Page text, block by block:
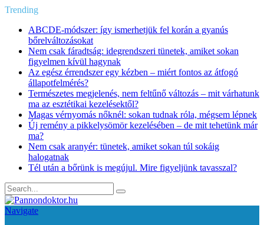
Trending
ABCDE‑módszer: így ismerhetjük fel korán a gyanús
bőrelváltozásokat
Nem csak fáradtság: idegrendszeri tünetek, amiket sokan
figyelmen kívül hagynak
Az egész érrendszer egy kézben – miért fontos az átfogó
állapotfelmérés?
Természetes megjelenés, nem feltűnő változás – mit várhatunk
ma az esztétikai kezelésektől?
Magas vérnyomás nőknél: sokan tudnak róla, mégsem lépnek
Új remény a pikkelysömör kezelésében – de mit tehetünk már
ma?
Nem csak aranyér: tünetek, amiket sokan túl sokáig
halogatnak
Tél után a bőrünk is megújul. Mire figyeljünk tavasszal?
Navigate